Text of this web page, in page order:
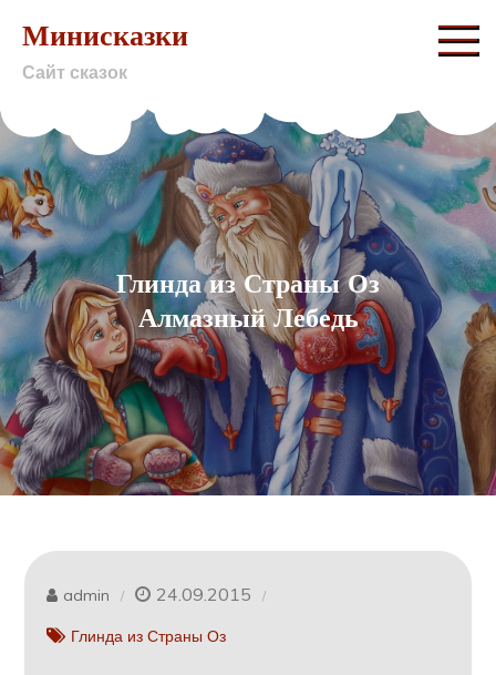
content
Минисказки
Сайт сказок
Глинда из Страны Оз
Алмазный Лебедь
admin 24.09.2015
Глинда из Страны Оз